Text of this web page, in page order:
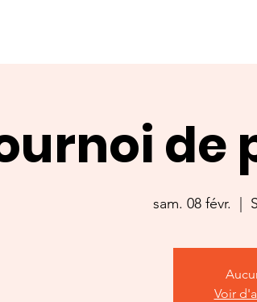
de
sam. 08 févr.
  |
Voir